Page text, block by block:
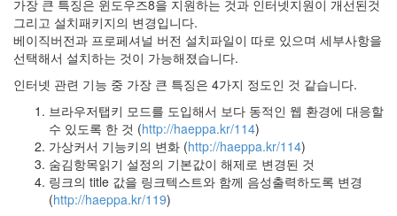
가장 큰 특징은 윈도우즈8을 지원하는 것과 인터넷지원이 개선된것
그리고 설치패키지의 변경입니다.
베이직버전과 프로페셔널 버전 설치파일이 따로 있으며 세부사항을
선택해서 설치하는 것이 가능해졌습니다.
인터넷 관련 기능 중 가장 큰 특징은 4가지 정도인 것 같습니다.
브라우저탭키 모드를 도입해서 보다 동적인 웹 환경에 대응할
수 있도록 한 것 (http://haeppa.kr/114)
가상커서 기능키의 변화 (http://haeppa.kr/114)
숨김항목읽기 설정의 기본값이 해제로 변경된 것
링크의 title 값을 링크텍스트와 함께 음성출력하도록 변경
(http://haeppa.kr/119)
블
로
그
는
시